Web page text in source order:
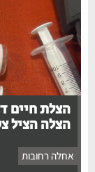
הצלת חיים
הצלה הציל
אחלה רחובות